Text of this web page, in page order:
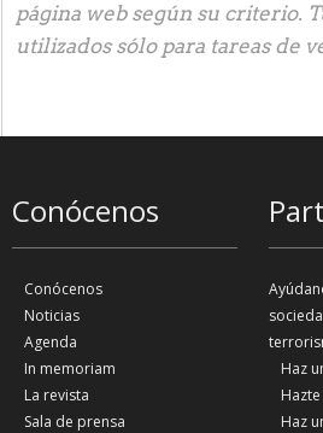
página web según su criterio.
utilizados sólo para tareas de
Conócenos
Conócenos
Noticias
Agenda
In memoriam
La revista
Sala de prensa
Haz
Haz